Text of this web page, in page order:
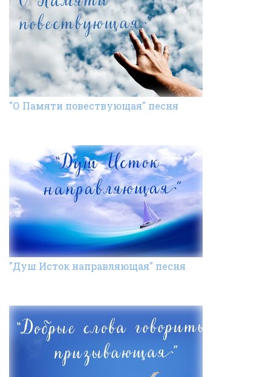
"О Памяти повествующая" песня
"Душ Исток направляющая" песня